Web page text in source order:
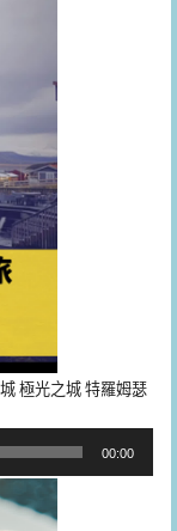
極光之城 特羅姆瑟
00:00